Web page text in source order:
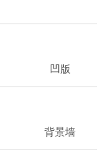
凹版
背景墙